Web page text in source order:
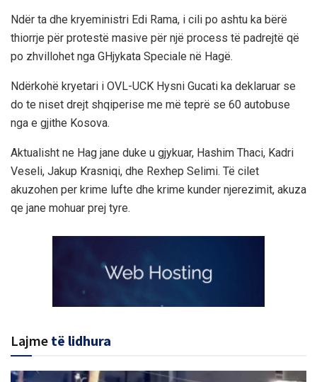
Ndër ta dhe kryeministri Edi Rama, i cili po ashtu ka bërë
thiorrje për protestë masive për një process të padrejtë që
po zhvillohet nga GHjykata Speciale në Hagë.
Ndërkohë kryetari i OVL-UCK Hysni Gucati ka deklaruar se
do te niset drejt shqiperise me më teprë se 60 autobuse
nga e gjithe Kosova.
Aktualisht ne Hag jane duke u gjykuar, Hashim Thaci, Kadri
Veseli, Jakup Krasniqi, dhe Rexhep Selimi. Të cilet
akuzohen per krime lufte dhe krime kunder njerezimit, akuza
qe jane mohuar prej tyre.
Lajme të lidhura